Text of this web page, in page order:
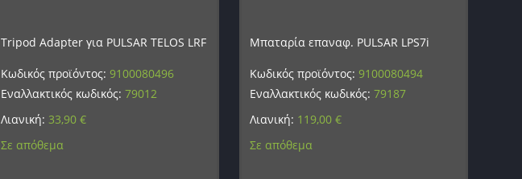
Tripod Adapter για PULSAR TELOS LRF
Κωδικός προϊόντος:9100080496
Εναλλακτικός κωδικός:79012
Λιανική: 33,90€
Σε απόθεμα
Μπαταρία επαναφ. PULSAR LPS7i
Κωδικός προϊόντος: 9100080494
Εναλλακτικός κωδικός: 79187
Λιανική: 119,00 €
Σε απόθεμα